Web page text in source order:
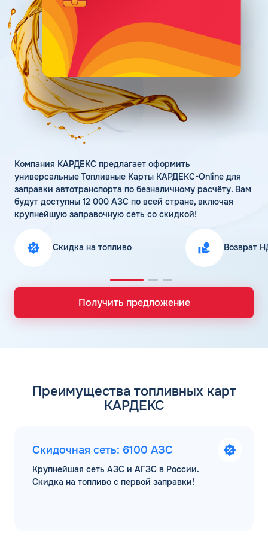
Статьи
Цена бензина и ДТ
Личный кабинет
Карта АЗС
Получить консультацию
Компания КАРДЕКС предлагает оформить
универсальные Топливные Карты КАРДЕКС-Online для
заправки автотранспорта по безналичному расчёту. Вам
будут доступны 12 000 АЗС по всей стране, включая
крупнейшую заправочную сеть со скидкой!
Скидка на топливо Возврат
Получить предложение
Преимущества топливных карт
КАРДЕКС
Скидочная сеть: 6100 АЗС
Крупнейшая сеть АЗС и АГЗС в России.
Скидка на топливо с первой заправки!